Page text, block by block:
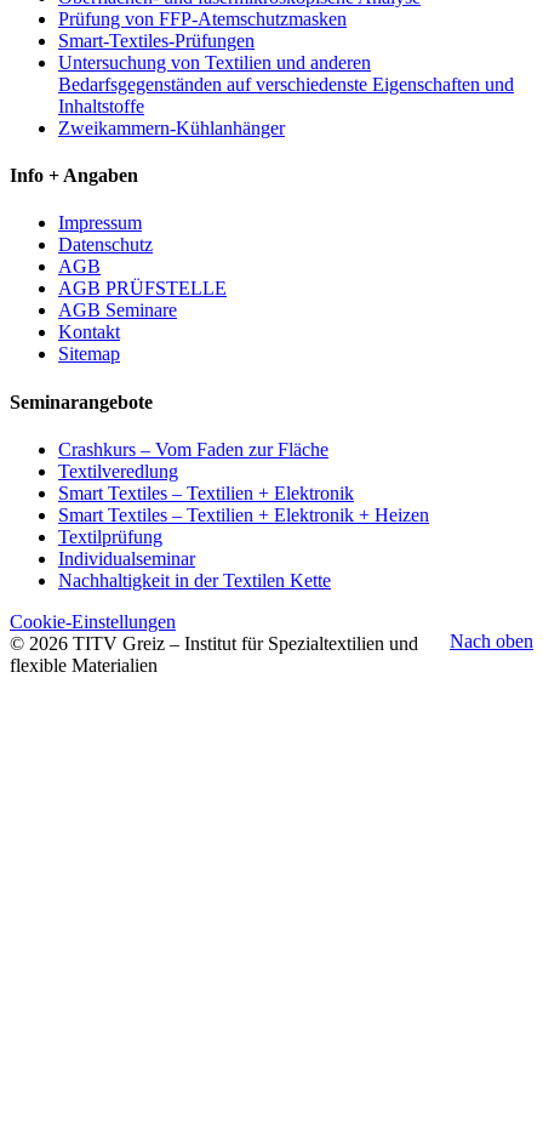
Prüfung von FFP-Atemschutzmasken
Smart-Textiles-Prüfungen
Untersuchung von Textilien und anderen
Bedarfsgegenständen auf verschiedenste Eigenschaften und
Inhaltstoffe
Zweikammern-Kühlanhänger
Info + Angaben
Impressum
Datenschutz
AGB
AGB PRÜFSTELLE
AGB Seminare
Kontakt
Sitemap
Seminarangebote
Crashkurs – Vom Faden zur Fläche
Textilveredlung
Smart Textiles – Textilien + Elektronik
Smart Textiles – Textilien + Elektronik + Heizen
Textilprüfung
Individualseminar
Nachhaltigkeit in der Textilen Kette
Nach oben
Cookie-Einstellungen
© 2026 TITV Greiz – Institut für Spezialtextilien und
flexible Materialien